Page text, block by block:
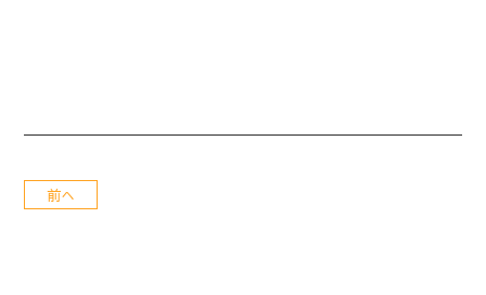
前へ